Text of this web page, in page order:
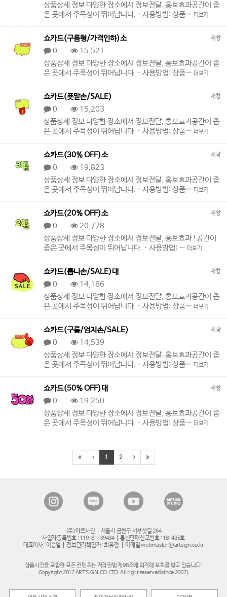
상품상세 정보 다양한 장소에서 정보전달, 홍보효과공간이 좁
은 곳에서 주목성이 뛰어납니다. · 사용방법: 상품… 더보기
새창
쇼카드(구름형/가격인하)소
0
15,521
상품상세 정보 다양한 장소에서 정보전달, 홍보효과공간이 좁
은 곳에서 주목성이 뛰어납니다. · 사용방법: 상품… 더보기
새창
쇼카드(푯말손/SALE)
0
15,203
상품상세 정보 다양한 장소에서 정보전달, 홍보효과공간이 좁
은 곳에서 주목성이 뛰어납니다. · 사용방법: 상품… 더보기
새창
쇼카드(30% OFF)소
0
19,823
상품상세 정보 다양한 장소에서 정보전달, 홍보효과공간이 좁
은 곳에서 주목성이 뛰어납니다. · 사용방법: 상품… 더보기
새창
쇼카드(20% OFF)소
0
20,778
상품상세 정보 다양한 장소에서 정보전달, 홍보효과 !공간이
좁은 곳에서 주목성이 뛰어납니다. · 사용방법: … 더보기
새창
쇼카드(톱니손/SALE)대
0
14,186
상품상세 정보 다양한 장소에서 정보전달, 홍보효과공간이 좁
은 곳에서 주목성이 뛰어납니다. · 사용방법: 상품… 더보기
새창
쇼카드(구름/엄지손/SALE)
0
14,539
상품상세 정보 다양한 장소에서 정보전달, 홍보효과공간이 좁
은 곳에서 주목성이 뛰어납니다. · 사용방법: 상품… 더보기
새창
쇼카드(50% OFF)대
0
19,250
상품상세 정보 다양한 장소에서 정보전달, 홍보효과공간이 좁
은 곳에서 주목성이 뛰어납니다. · 사용방법: 상품… 더보기
1 2
(주)아트사인
서울시 금천구 서부샛길 264
사업자등록번호 : 119-81-39434
통신판매신고번호 : 18-435호
대표이사 : 이승열
정보관리책임자 : 최유정 이메일 webmaster@artsign.co.kr
상품사진을 포함한 모든 컨텐츠는 저작권법 제98조에 의거해 보호를 받고 있습니다.
Copyright 2017 ARTSIGN.CO.LTD. All right reserved since 2007>